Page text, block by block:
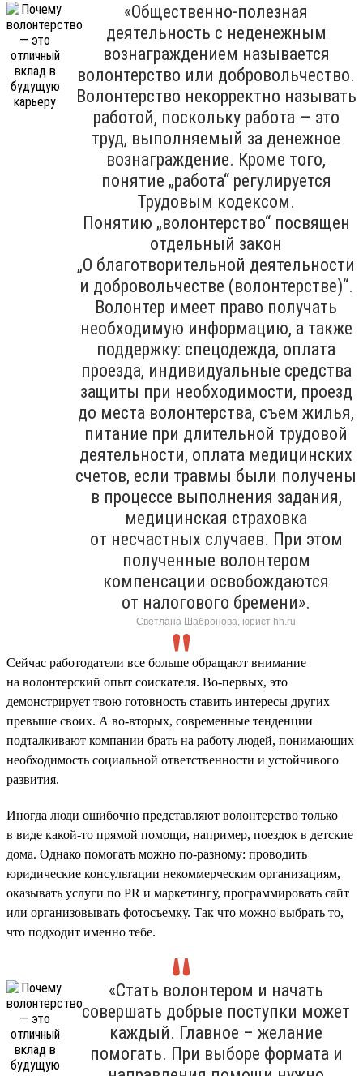
«Общественно-полезная
деятельность с неденежным
вознаграждением называется
волонтерство или добровольчество.
Волонтерство некорректно называть
работой, поскольку работа — это
труд, выполняемый за денежное
вознаграждение. Кроме того,
понятие „работа“ регулируется
Трудовым кодексом.
Понятию „волонтерство“ посвящен
отдельный закон
„О благотворительной деятельности
и добровольчестве (волонтерстве)“.
Волонтер имеет право получать
необходимую информацию, а также
поддержку: спецодежда, оплата
проезда, индивидуальные средства
защиты при необходимости, проезд
до места волонтерства, съем жилья,
питание при длительной трудовой
деятельности, оплата медицинских
счетов, если травмы были получены
в процессе выполнения задания,
медицинская страховка
от несчастных случаев. При этом
полученные волонтером
компенсации освобождаются
от налогового бремени».
Светлана Шабронова, юрист hh.ru
Сейчас работодатели все больше обращают внимание
на волонтерский опыт соискателя. Во-первых, это
демонстрирует твою готовность ставить интересы других
превыше своих. А во-вторых, современные тенденции
подталкивают компании брать на работу людей, понимающих
необходимость социальной ответственности и устойчивого
развития.
Иногда люди ошибочно представляют волонтерство только
в виде какой-то прямой помощи, например, поездок в детские
дома. Однако помогать можно по-разному: проводить
юридические консультации некоммерческим организациям,
оказывать услуги по PR и маркетингу, программировать сайт
или организовывать фотосъемку. Так что можно выбрать то,
что подходит именно тебе.
«Стать волонтером и начать
совершать добрые поступки может
каждый. Главное – желание
помогать. При выборе формата и